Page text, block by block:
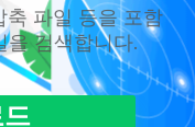
축 파일 등을 포함
검색합니다.